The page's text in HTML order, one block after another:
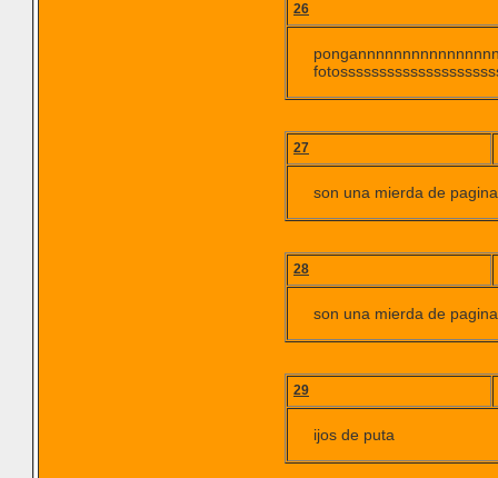
26
27
son una mierda de
28
son una mierda de
29
ijos de puta